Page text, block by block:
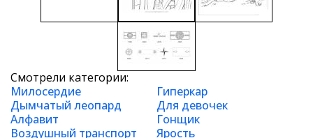
Смотрели категории:
Милосердие
Гиперкар
Дымчатый леопард
Для девочек
Алфавит
Гонщик
Воздушный транспорт
Ярость